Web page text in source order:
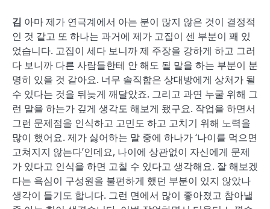
김 아마 제가 연극계에서 아는 분이 많지 않은 것이 결정적
인 것 같고 또 하나는 과거에 제가 고집이 센 부분이 꽤 있
었습니다. 고집이 세다 보니까 제 주장을 강하게 하고 그러
다 보니까 다른 사람들한테 안 해도 될 말을 하는 부분이 분
명히 있을 것 같아요. 너무 솔직함은 상대방에게 상처가 될
수 있다는 것을 뒤늦게 깨달았죠. 그리고 과연 누굴 위해 그
런 말을 하는가 깊게 생각도 해보게 됐구요. 작업을 하면서
그런 문제점을 인식하고 고민도 하고 고치기 위해 노력을
많이 했어요. 제가 싫어하는 말 중에 하나가 ‘나이를 먹으면
고쳐지지 않는다’인데요, 나이에 상관없이 자신에게 문제
가 있다고 인식을 하면 고칠 수 있다고 생각해요. 잘 해보겠
다는 욕심이 구성원을 불편하게 했던 부분이 있지 않았나
생각이 들기도 합니다. 그런 면에서 많이 좋아졌고 참아낼